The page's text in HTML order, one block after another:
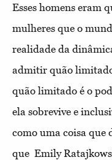
Esses homens eram
mulheres que o
realidade da
admitir quão
quão limitado é o
ela sobrevive e
como uma coisa que
que Emily